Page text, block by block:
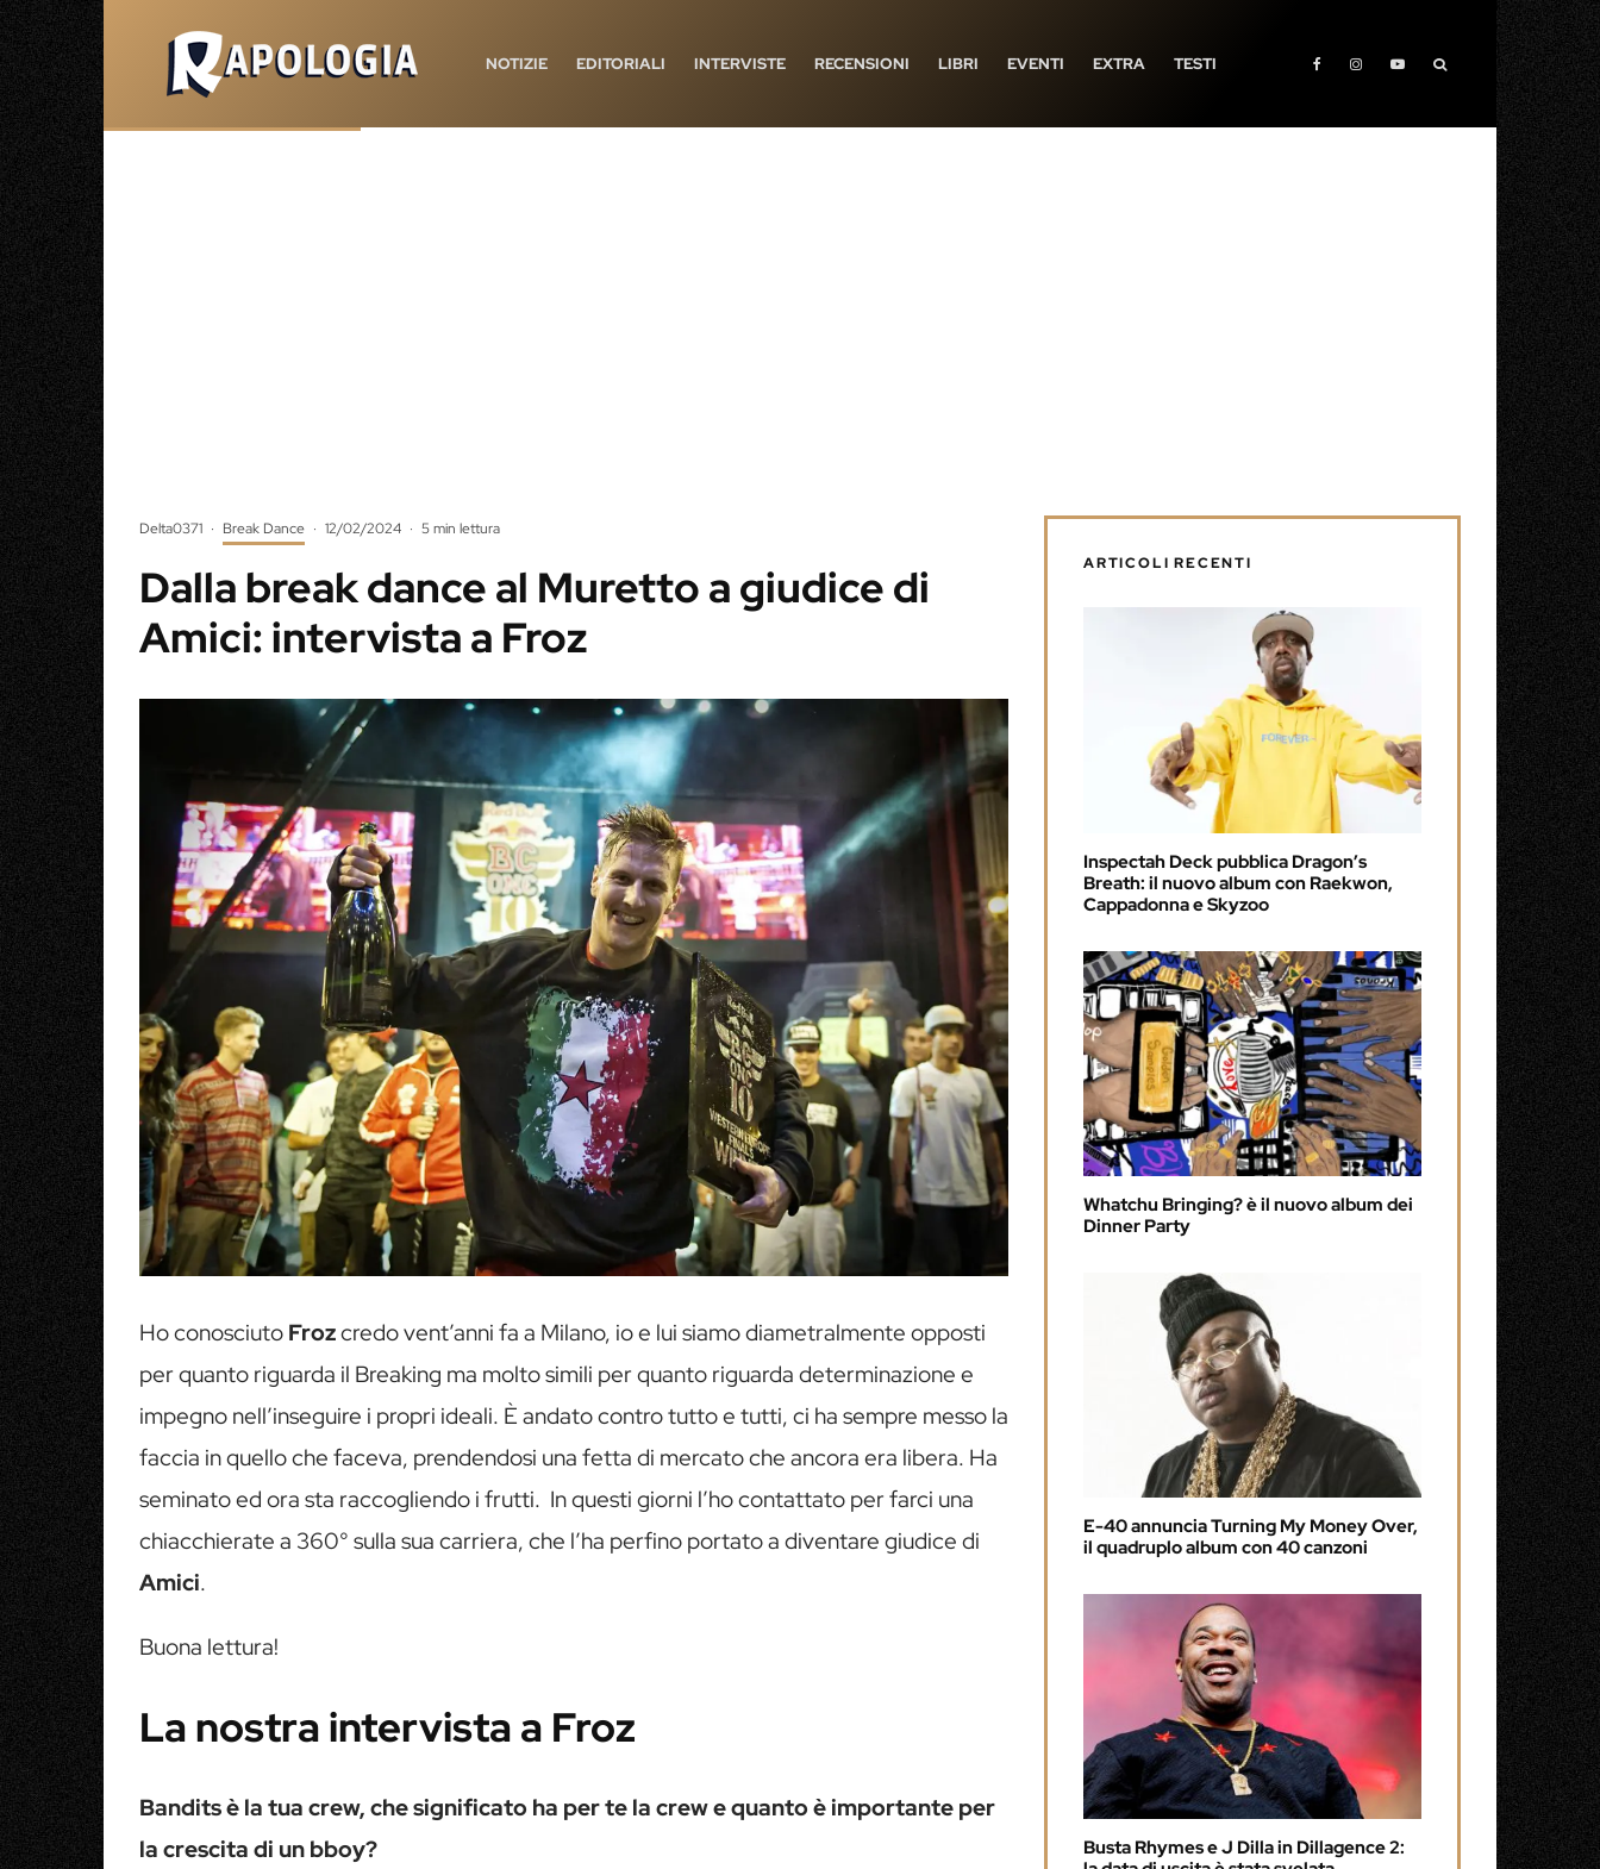
NOTIZIE EDITORIALI INTERVISTE RECENSIONI LIBRI EVENTI EXTRA TESTI
Delta0371 · Break Dance · 12/02/2024 · 5 min lettura
Dalla break dance al Muretto a giudice di
Amici: intervista a Froz
Ho conosciuto Frozcredo vent’anni fa a Milano, io e lui siamo diametralmente opposti
per quanto riguarda il Breaking ma molto simili per quanto riguarda determinazione e
impegno nell’inseguire i propri ideali. È andato contro tutto e tutti, ci ha sempre messo la
faccia in quello che faceva, prendendosi una fetta di mercato che ancora era libera. Ha
seminato ed ora sta raccogliendo i frutti. In questi giorni l’ho contattato per farci una
chiacchierate a 360° sulla sua carriera, che l’ha perfino portato a diventare giudice di
Amici.
Buona lettura!
La nostra intervista a Froz
Bandits è la tua crew, che significato ha per te la crew e quanto è importante per
la crescita di un bboy?
ARTICOLI RECENTI
Inspectah Deck pubblica Dragon’s
Breath: il nuovo album con Raekwon,
Cappadonna e Skyzoo
Whatchu Bringing? è il nuovo album dei
Dinner Party
E-40 annuncia Turning My Money Over,
il quadruplo album con 40 canzoni
Busta Rhymes e J Dilla in Dillagence 2: